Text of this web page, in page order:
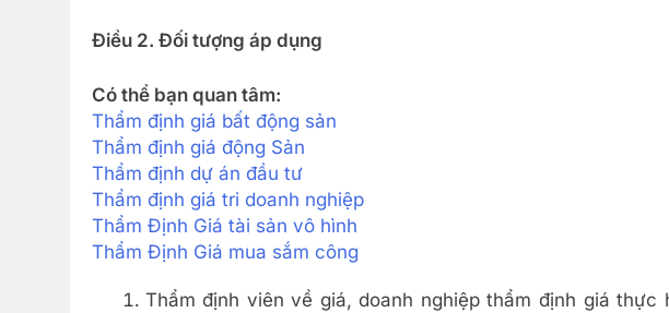
Điều 2. Đối tượng áp dụng
Có thể bạn quan tâm:
Thẩm định giá bất động sản
Thẩm định giá động Sản
Thẩm định dự án đầu tư
Thẩm định giá tri doanh nghiệp
Thẩm Định Giá tài sản vô hình
Thẩm Định Giá mua sắm công
Thẩm định viên về giá, doanh nghiệp thẩm định giá